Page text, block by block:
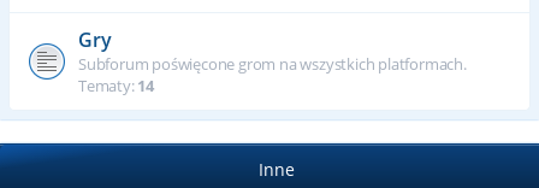
Gry
Subforum poświęcone grom na wszystkich platformach.
Tematy:14
Inne